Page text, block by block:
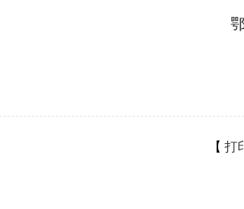
鄂州市
【 打